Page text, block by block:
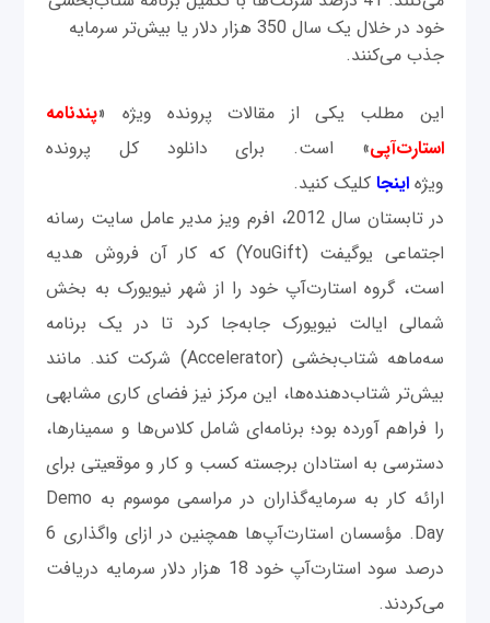
خود در خلال يک سال 350 هزار دلار يا بيش‌تر سرمايه‌
جذب می‌کنند.
این مطلب یکی از مقالات پرونده ویژه «پندنامه
استارت‌آپی» است. برای دانلود کل پرونده
ویژهاینجا کلیک کنید.
در تابستان سال 2012، افرم ويز مدير عامل سايت رسانه
اجتماعی يوگيفت (YouGift) که کار آن فروش هديه
است، گروه استارت‌آپ خود را از شهر نيويورک به بخش
شمالی ايالت نيويورک جابه‌جا کرد تا در يک برنامه
سه‌ماهه شتاب‌بخشی (Accelerator) شرکت کند. مانند
بيش‌تر شتاب‌دهنده‌ها، اين مرکز نيز فضای کاری مشابهی
را فراهم آورده‌ بود؛ برنامه‌ای شامل کلاس‌ها و سمينارها،
دسترسی به استادان برجسته کسب‌ و کار و موقعيتی برای
ارائه کار به سرمايه‌گذاران در مراسمی موسوم به Demo
Day. مؤسسان استارت‌آپ‌‌ها همچنين در ازای واگذاری 6
درصد سود استارت‌آپ خود 18 هزار دلار سرمايه دريافت
می‌کردند.